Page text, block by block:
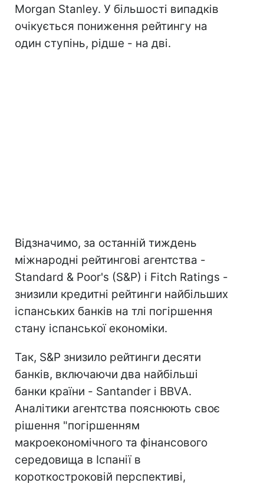
Morgan Stanley. У більшості випадків
очікується пониження рейтингу на
один ступінь, рідше - на дві.
Відзначимо, за останній тиждень
міжнародні рейтингові агентства -
Standard & Poor's (S&P) і Fitch Ratings -
знизили кредитні рейтинги найбільших
іспанських банків на тлі погіршення
стану іспанської економіки.
Так, S&P знизило рейтинги десяти
банків, включаючи два найбільші
банки країни - Santander і BBVA.
Аналітики агентства пояснюють своє
рішення "погіршенням
макроекономічного та фінансового
середовища в Іспанії в
короткостроковій перспективі,